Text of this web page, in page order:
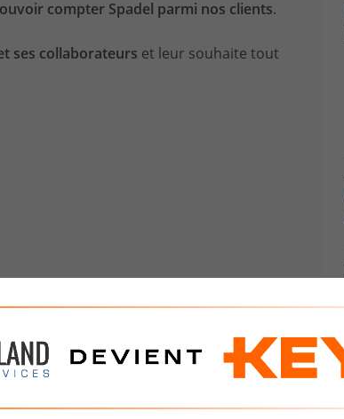
compter Spadel parmi nos clients.
ses collaborateurs et leur souhaite tout